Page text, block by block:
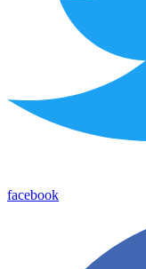
facebook